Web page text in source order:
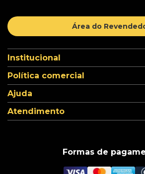
Área do
Institucional
Política comercial
Ajuda
Atendimento
Formas de